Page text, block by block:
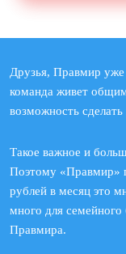
Друзья, Правмир
команда живет
возможность
Такое важное и
Поэтому «Правмир»
рублей в месяц это
много для семейного
Правмира.